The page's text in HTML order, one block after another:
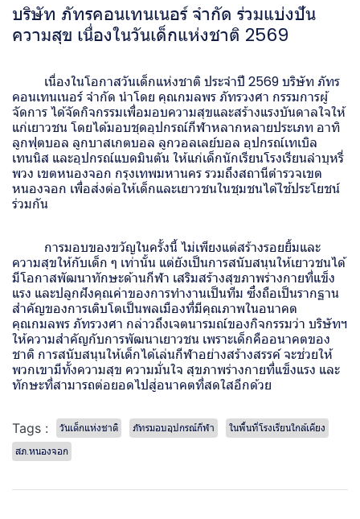
บริษัท ภัทรคอนเทนเนอร์ จำกัด ร่วมแบ่งปัน
ความสุข เนื่องในวันเด็กแห่งชาติ 2569
เนื่องในโอกาสวันเด็กแห่งชาติ ประจำปี 2569 บริษัท ภัทร
คอนเทนเนอร์ จำกัด นำโดย คุณกมลพร ภัทรวงศา กรรมการผู้
จัดการ ได้จัดกิจกรรมเพื่อมอบความสุขและสร้างแรงบันดาลใจให้
แก่เยาวชน โดยได้มอบชุดอุปกรณ์กีฬาหลากหลายประเภท อาทิ
ลูกฟุตบอล ลูกบาสเกตบอล ลูกวอลเลย์บอล อุปกรณ์เทเบิล
เทนนิส และอุปกรณ์แบดมินตัน ให้แก่เด็กนักเรียนโรงเรียนลำบุหรี่
พวง เขตหนองจอก กรุงเทพมหานคร รวมถึงสถานีตำรวจเขต
หนองจอก เพื่อส่งต่อให้เด็กและเยาวชนในชุมชนได้ใช้ประโยชน์
ร่วมกัน
การมอบของขวัญในครั้งนี้ ไม่เพียงแต่สร้างรอยยิ้มและ
ความสุขให้กับเด็ก ๆ เท่านั้น แต่ยังเป็นการสนับสนุนให้เยาวชนได้
มีโอกาสพัฒนาทักษะด้านกีฬา เสริมสร้างสุขภาพร่างกายที่แข็ง
แรง และปลูกฝังคุณค่าของการทำงานเป็นทีม ซึ่งถือเป็นรากฐาน
สำคัญของการเติบโตเป็นพลเมืองที่มีคุณภาพในอนาคต
คุณกมลพร ภัทรวงศา กล่าวถึงเจตนารมณ์ของกิจกรรมว่า บริษัทฯ
ให้ความสำคัญกับการพัฒนาเยาวชน เพราะเด็กคืออนาคตของ
ชาติ การสนับสนุนให้เด็กได้เล่นกีฬาอย่างสร้างสรรค์ จะช่วยให้
พวกเขามีทั้งความสุข ความมั่นใจ สุขภาพร่างกายที่แข็งแรง และ
ทักษะที่สามารถต่อยอดไปสู่อนาคตที่สดใสอีกด้วย
Tags : วันเด็กแห่งชาติ ภัทรมอบอุปกรณ์กีฬา
ในพื้นที่โรงเรียนใกล้เคียง
สภ.หนองจอก